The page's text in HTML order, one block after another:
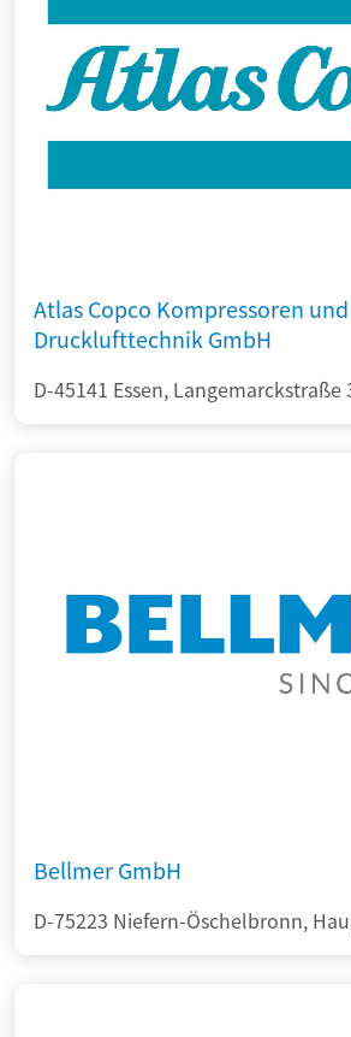
Atlas Copco Kompressoren und
Drucklufttechnik GmbH
D-45141 Essen, Langemarckstraße
Bellmer GmbH
D-75223 Niefern-Öschelbronn,